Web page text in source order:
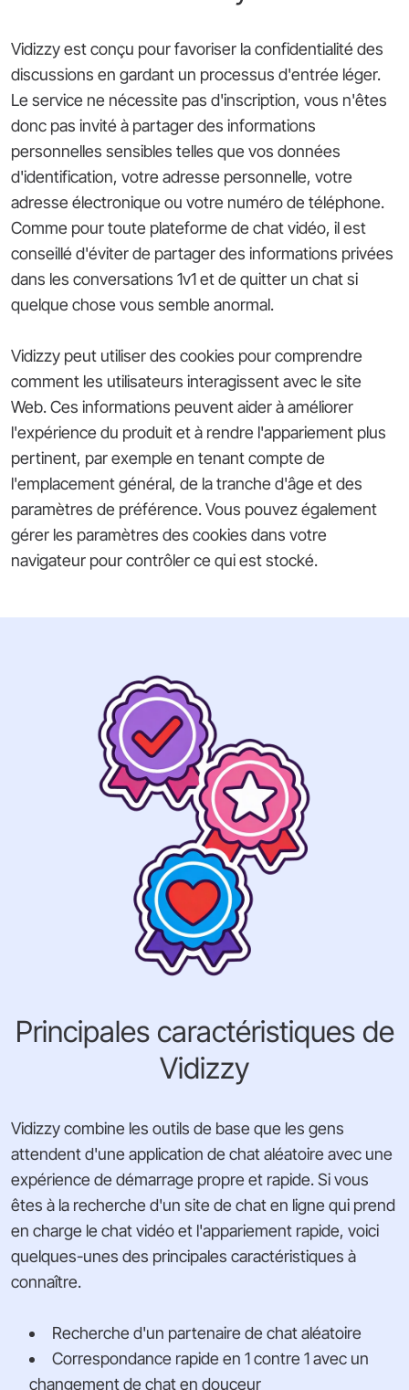
Vidizzy est conçu pour favoriser la confidentialité des
discussions en gardant un processus d'entrée léger.
Le service ne nécessite pas d'inscription, vous n'êtes
donc pas invité à partager des informations
personnelles sensibles telles que vos données
d'identification, votre adresse personnelle, votre
adresse électronique ou votre numéro de téléphone.
Comme pour toute plateforme de chat vidéo, il est
conseillé d'éviter de partager des informations privées
dans les conversations 1v1 et de quitter un chat si
quelque chose vous semble anormal.
Vidizzy peut utiliser des cookies pour comprendre
comment les utilisateurs interagissent avec le site
Web. Ces informations peuvent aider à améliorer
l'expérience du produit et à rendre l'appariement plus
pertinent, par exemple en tenant compte de
l'emplacement général, de la tranche d'âge et des
paramètres de préférence. Vous pouvez également
gérer les paramètres des cookies dans votre
navigateur pour contrôler ce qui est stocké.
Principales caractéristiques de
Vidizzy
Vidizzy combine les outils de base que les gens
attendent d'une application de chat aléatoire avec une
expérience de démarrage propre et rapide. Si vous
êtes à la recherche d'un site de chat en ligne qui prend
en charge le chat vidéo et l'appariement rapide, voici
quelques-unes des principales caractéristiques à
connaître.
Recherche d'un partenaire de chat aléatoire
Correspondance rapide en 1 contre 1 avec un
changement de chat en douceur